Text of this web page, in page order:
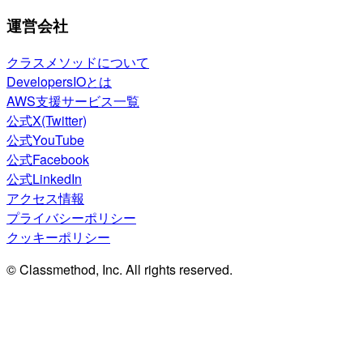
運営会社
クラスメソッドについて
DevelopersIOとは
AWS支援サービス一覧
公式X(Twitter)
公式YouTube
公式Facebook
公式LinkedIn
アクセス情報
プライバシーポリシー
クッキーポリシー
© Classmethod, Inc. All rights reserved.